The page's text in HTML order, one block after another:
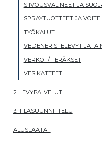
SIIVOUSVÄLINEET JA
SPRAYTUOTTEET JA
TYÖKALUT
VEDENERISTELEVYT JA -
VERKOT/ TERÄKSET
VESIKATTEET
2. LEVYPALVELUT
3. TILASUUNNITTELU
ALUSLAATAT